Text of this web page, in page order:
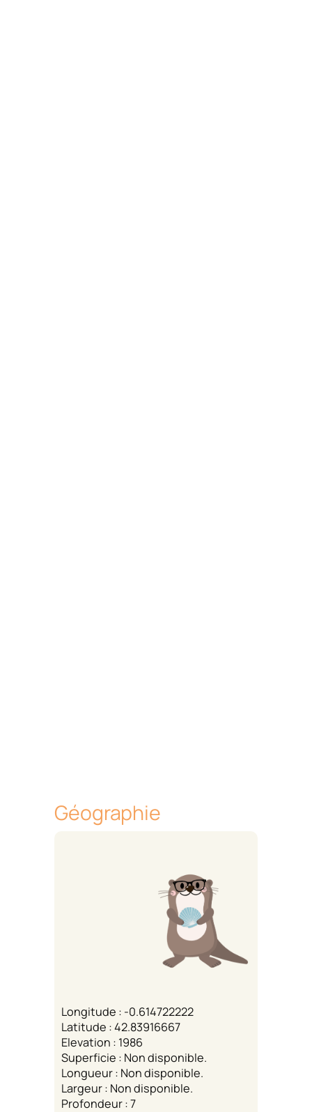
Géographie
Longitude : -0.614722222
Latitude : 42.83916667
Elevation : 1986
Superficie : Non disponible.
Longueur : Non disponible.
Largeur : Non disponible.
Profondeur : 7